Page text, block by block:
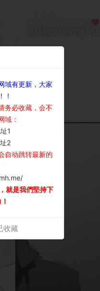
域有更新，大家
！
务必收藏，会不
域：
1
2
自动跳转最新的
就是我們堅持下
收藏